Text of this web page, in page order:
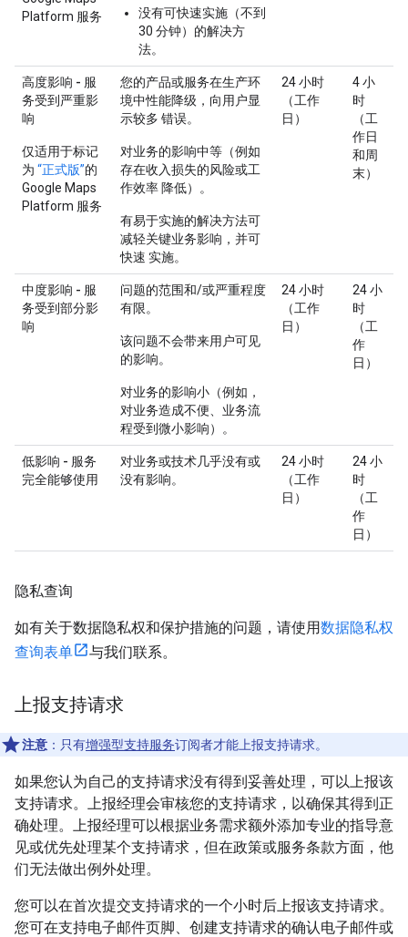
Platform 服务
没有可快速实施（不到
30 分钟）的解决方
法。
高度影响 - 服
务受到严重影
响
仅适用于标记
为 “正式版”的
Google Maps
Platform 服务
您的产品或服务在生产环
境中性能降级，向用户显
示较多 错误。
对业务的影响中等（例如
存在收入损失的风险或工
作效率 降低）。
有易于实施的解决方法可
减轻关键业务影响，并可
快速 实施。
24 小时
（工作
日）
4 小
时
（工
作日
和周
末）
中度影响 - 服
务受到部分影
响
问题的范围和/或严重程度
有限。
该问题不会带来用户可见
的影响。
对业务的影响小（例如，
对业务造成不便、业务流
程受到微小影响）。
24 小时
（工作
日）
24 小
时
（工
作
日）
低影响 - 服务
完全能够使用
对业务或技术几乎没有或
没有影响。
24 小时
（工作
日）
24 小
时
（工
作
日）
隐私查询
如有关于数据隐私权和保护措施的问题，请使用数据隐私权
查询表单
与我们联系。
上报支持请求
注意 ：只有增强型支持服务订阅者才能上报支持请求。
如果您认为自己的支持请求没有得到妥善处理，可以上报该
支持请求。上报经理会审核您的支持请求，以确保其得到正
确处理。上报经理可以根据业务需求额外添加专业的指导意
见或优先处理某个支持请求，但在政策或服务条款方面，他
们无法做出例外处理。
您可以在首次提交支持请求的一个小时后上报该支持请求。
您可在支持电子邮件页脚、创建支持请求的确认电子邮件或